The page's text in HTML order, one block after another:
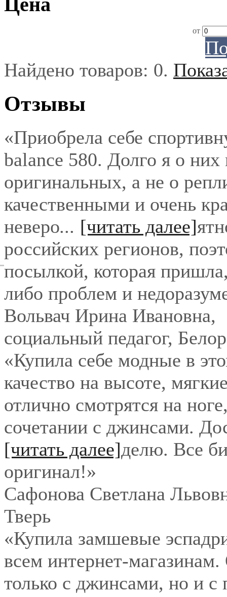
Цена
от
Найдено товаров: 0.
Отзывы
«Приобрела себе
balance 580. Долго я о
оригинальных, а не о
качественными и очень
неверо... [читать далее]
российских регионов,
посылкой, которая
либо проблем и
Вольвач Ирина Ивановна,
социальный педагог,
«Купила себе модные в
качество на высоте,
отлично смотрятся на
сочетании с джинсами.
[читать далее]делю. Все
оригинал!»
Сафонова Светлана
Тверь
«Купила замшевые
всем интернет-
только с джинсами, но и с